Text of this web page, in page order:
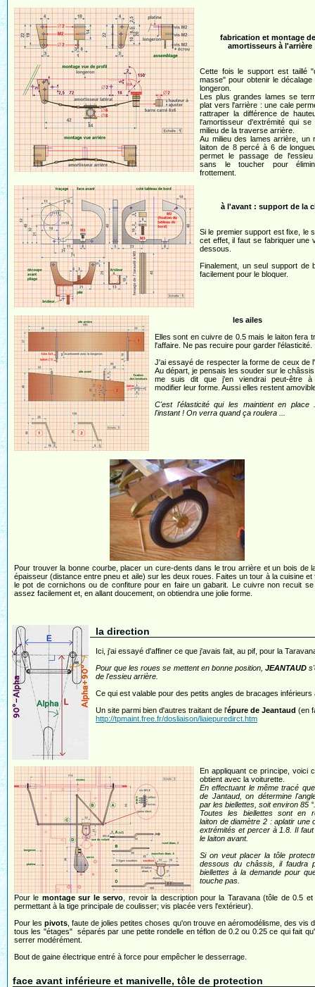
fabrication et montage
amortisseurs à l'arrière
Cette fois le support est taillé
masse" pour obtenir le décalage
longeron.
Les plus grandes lames se
plat vers l'arrière : une cale
rattraper la différence de
l'amortisseur d'extrémité qui
milieu de la traverse arrière.
Au milieu des lames arrière, un
laiton de 8 percé à 6 de
permet le passage de l'essieu
sans le toucher pour
frottement.
à l'avant : support de la
Si le premier support est fixe, le
cet effet, il faut se fabriquer une
dessous.
Finalement, un seul support de
facilement pour le bloquer.
les ailes
Elles sont en cuivre de 0.5 mais le laiton fera
l'affaire. Ne pas recuire pour garder l'élasticité.
J'ai essayé de respecter la forme de ceux de
Au départ, je pensais les souder sur le
me suis dit que j'en viendrai peut-être à
modifier leur forme. Aussi elles restent
C'est l'élasticité qui les maintient en place
l'instant ! On verra quand ça roulera ...
Pour trouver la bonne courbe, placer un cure-dents dans le trou arrière et un bois de
épaisseur (distance entre pneu et aile) sur les deux roues. Faites un tour à la cuisine et
le pot de cornichons ou de confiture pour en faire un gabarit. Le cuivre non recuit
assez facilement et, en allant doucement, on obtiendra une jolie forme.
la direction
Ici, j'ai essayé d'affiner ce que j'avais fait, au pif, pour la
Pour que les roues se mettent en bonne position, JEANTAUD
de l'essieu arrière.
Ce qui est valable pour des petits angles de bracages inférieurs
Un site parmi bien d'autres traitant de l'épure de Jeantaud (en
http://tpmaint.free.fr/dosliaison/liaiepuredirct.htm
En appliquant ce principe, voici
obtient avec la voiturette.
En effectuant le même tracé
de Jantaud, on détermine
par les biellettes, soit environ 85 °.
Toutes les biellettes sont en
laiton de diamètre 2 : aplatir une
extrémités et percer à 1.8. Il
le laiton avant.
Si on veut placer la tôle
dessous du châssis, il faudra
biellettes à la demande pour
touche pas.
Pour le montage sur le servo , revoir la description pour la Taravana (tôle de 0.5 et
permettant à la tige principale de coulisser; vis placée vers l'extérieur).
Pour lespivots , faute de jolies petites choses qu'on trouve en aéromodélisme, des vis
tous les "étages" séparés par une petite rondelle en téflon de 0.2 ou 0.25 ce qui fait
serrer modérément.
Bout de gaine électrique entré à force pour empêcher le desserrage.
face avant inférieure et manivelle, tôle de protection